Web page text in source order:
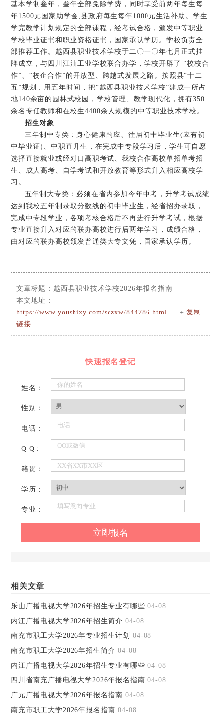
基本学制叁年，叁年全部免除学费，同时享受前两年每生每
年1500元国家助学金;县政府每生每年1000元生活补助。学生
学完教学计划规定的全部课程，经考试合格，颁发中等职业
学校毕业证书和职业资格证书，国家承认学历。学校负责全
部推荐工作。越西县职业技术学校于二〇一〇年七月正式挂
牌成立，与四川江油工业学校联合办学，学校开辟了 “校校合
作”、“校企合作”的开放型、跨越式发展之路。按照县“十二
五”规划，用五年时间，把“越西县职业技术学校”建成一所占
地140余亩的园林式校园，学校管理、教学现代化，拥有350
余名专任教师和在校生4400余人规模的中等职业技术学校。
招生对象
三年制中专类：身心健康的应、往届初中毕业生(应有初
中毕业证)、中职直升生，在完成中专段学习后，学生可自愿
选择直接就业或经对口高职考试、我校合作高校单招单考招
生、成人高考、自学考试和开放教育等形式升入相应高校学
习。
五年制大专类：必须在省内参加今年中考，升学考试成绩
达到我校五年制录取分数线的初中毕业生，经省招办录取，
完成中专段学业，各项考核合格后不再进行升学考试，根据
专业直接升入对应的联办高校进行后两年学习，成绩合格，
由对应的联办高校颁发普通类大专文凭，国家承认学历。
文章标题： 越西县职业技术学校2026年报名指南
本文地址：
https://www.youshixy.com/sczxw/844786.html
+复制
链接
快速报名登记
姓名：
性别：
电话：
Q Q：
籍贯：
学历：
专业：
相关文章
乐山广播电视大学2026年招生专业有哪些 04-08
内江广播电视大学2026年招生简介 04-08
南充市职工大学2026年专业招生计划
04-08
南充市职工大学2026年招生简介 04-08
内江广播电视大学2026年招生专业有哪些 04-08
四川省南充广播电视大学2026年报名指南 04-08
广元广播电视大学2026年报名指南 04-08
南充市职工大学2026年报名指南 04-08